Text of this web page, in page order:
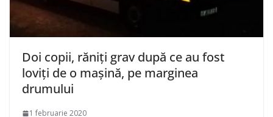
Doi copii, răniţi grav după ce au fost
loviţi de o maşină, pe marginea
drumului
1 februarie 2020